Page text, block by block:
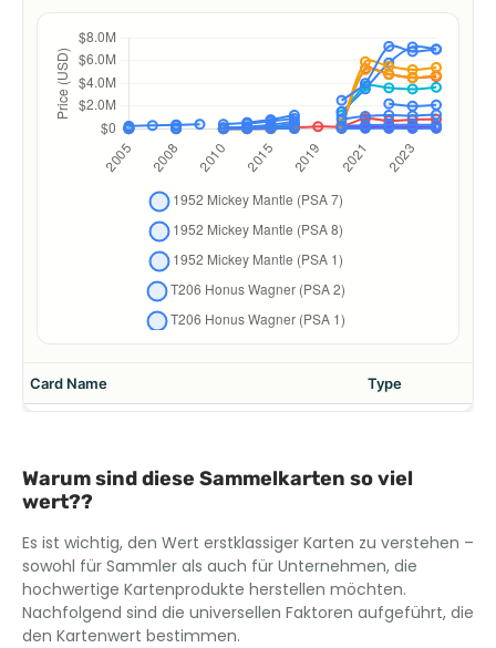
Warum sind diese Sammelkarten so viel
wert??
Es ist wichtig, den Wert erstklassiger Karten zu verstehen –
sowohl für Sammler als auch für Unternehmen, die
hochwertige Kartenprodukte herstellen möchten.
Nachfolgend sind die universellen Faktoren aufgeführt, die
den Kartenwert bestimmen.